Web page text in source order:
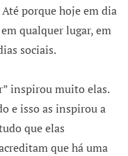
porque hoje em dia
qualquer lugar, em
sociais.
inspirou muito elas.
e isso as inspirou a
que elas
que há uma